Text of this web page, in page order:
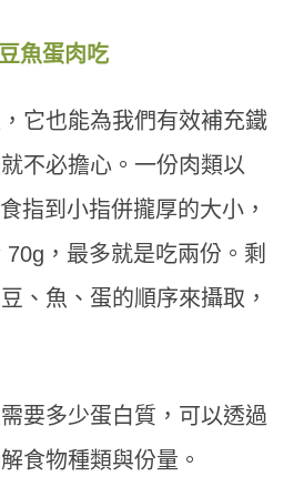
魚蛋肉吃
它也能為我們有效補充鐵
不必擔心。一份肉類以
指到小指併攏厚的大小，
，最多就是吃兩份。剩
豆、魚、蛋的順序來攝取，
要多少蛋白質，可以透過
食物種類與份量。